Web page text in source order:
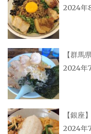
2024年
【群馬
2024年
【銀座
2024年